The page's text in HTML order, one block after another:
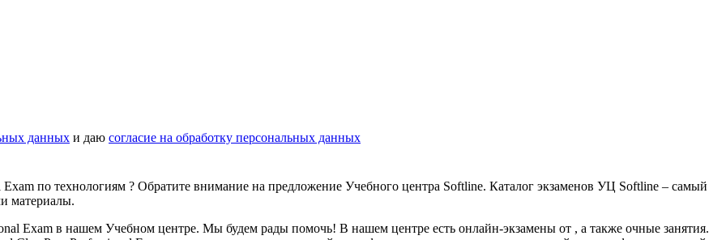
данных и даю согласие на обработку персональных данных
по технологиям ? Обратите внимание на предложение Учебного центра Softline. Каталог экзаменов УЦ Softline – самый
материалы.
Exam в нашем Учебном центре. Мы будем рады помочь! В нашем центре есть онлайн-экзамены от , а также очные занятия.